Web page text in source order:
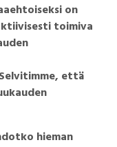
on
toimiva
että
hieman